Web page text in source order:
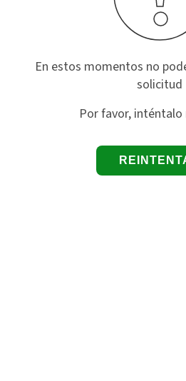
En estos momentos no
solicitud
Por favor,